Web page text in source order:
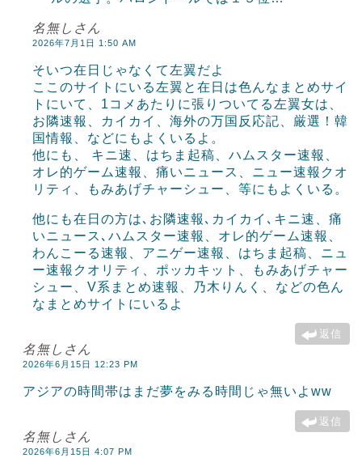
名無しさん
2026年7月1日 1:50 AM
そいつ在日じゃなくて左翼だよ
ここのサイトにいる左翼と在日は色んなまとめサイ
トにいて、1コメあたりに張りついてる左翼女は、
お隣速報、カイカイ、海外の万国反応記、厳選！韓
国情報、などにもよくいるよ。
他にも、 キニ速、はちま起稿、ハムスター速報、
オレ的ゲーム速報、痛いニュース、ニュー速報クオ
リティ、もみあげチャーシュー、等にもよくいる。
他にも在日の方は､お隣速報､カイカイ､キニ速、痛
いニュース､ハムスター速報、オレ的ゲーム速報、
わんこーる速報、アニゲー速報、はちま起稿、ニュ
ー速報クオリティ、ポッカキット、もみあげチャー
シュー、V系まとめ速報、乃木りんく、などの色ん
なまとめサイトにいるよ
返信
名無しさん
2026年6月15日 12:23 PM
アジアの時間帯はまだ夢をみる時間じゃ無いよww
返信
名無しさん
2026年6月15日 4:07 PM